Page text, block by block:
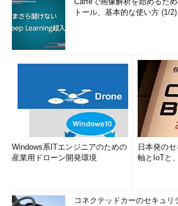
トール、基本的な使い方 (1/2)
Windows系ITエンジニアのための
産業用ドローン開発環境
日本発の
軸とIoTと
コネクテッドカーのセキュリ